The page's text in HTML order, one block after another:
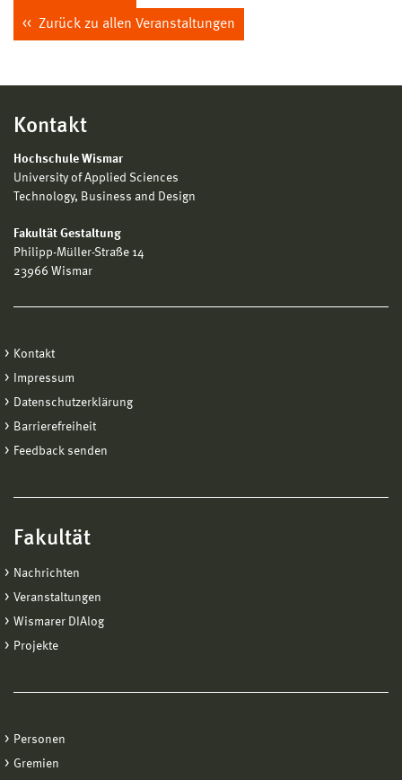
Zurück zu allen Veranstaltungen
Kontakt
Hochschule Wismar
University of Applied Sciences
Technology, Business and Design
Fakultät Gestaltung
Philipp-Müller-Straße 14
23966 Wismar
Kontakt
Impressum
Datenschutzerklärung
Barrierefreiheit
Feedback senden
Fakultät
Nachrichten
Veranstaltungen
Wismarer DIAlog
Projekte
Personen
Gremien